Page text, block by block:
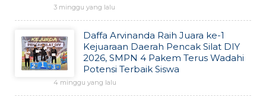
3 minggu yang lalu
Daffa Arvinanda Raih Juara ke-1
Kejuaraan Daerah Pencak Silat DIY
2026, SMPN 4 Pakem Terus Wadahi
Potensi Terbaik Siswa
4 minggu yang lalu